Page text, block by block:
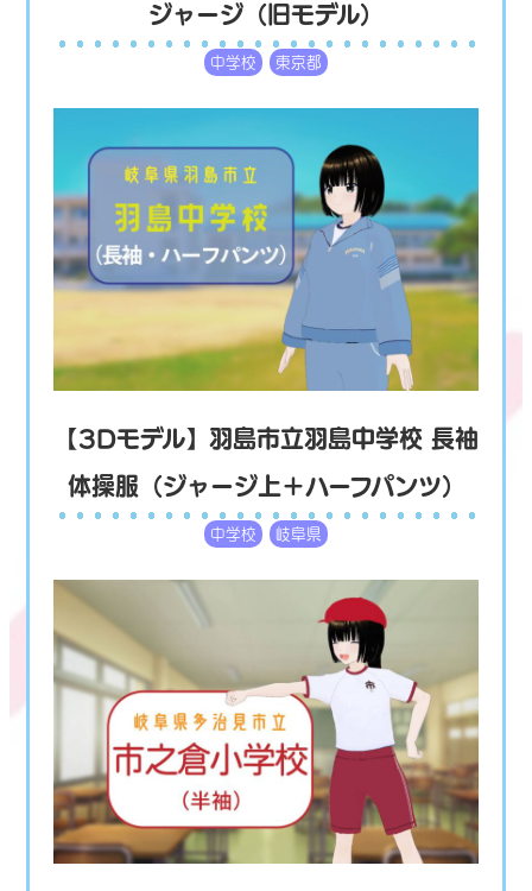
ジャージ（旧モデル）
中学校 東京都
【3Dモデル】羽島市立羽島中学校 長袖
体操服（ジャージ上＋ハーフパンツ）
中学校 岐阜県